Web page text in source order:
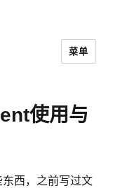
菜单
使用与
西，之前写过文